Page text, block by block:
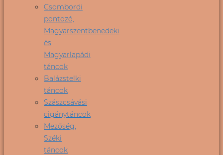
Csombordi
pontozó,
Magyarszentbenedeki
és
Magyarlapádi
táncok
Balázstelki
táncok
Szászcsávási
cigánytáncok
Mezőség,
Széki
táncok